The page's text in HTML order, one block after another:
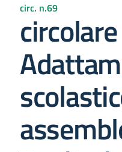
circ. n.69